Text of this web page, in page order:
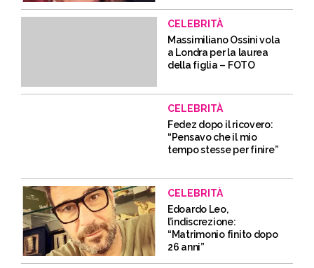
CELEBRITÀ
Massimiliano Ossini vola
a Londra per la laurea
della figlia – FOTO
CELEBRITÀ
Fedez dopo il ricovero:
“Pensavo che il mio
tempo stesse per finire”
CELEBRITÀ
Edoardo Leo,
l’indiscrezione:
“Matrimonio finito dopo
26 anni”